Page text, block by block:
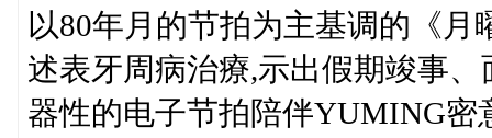
以80年月的节拍为主基调的《
述表牙周病治療,示出假期竣事
器性的电子节拍陪伴YUMING密